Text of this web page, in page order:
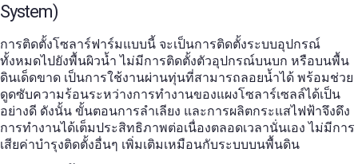
System)
การติดตั้งโซลาร์ฟาร์มแบบนี้ จะเป็นการติดตั้งระบบอุปกรณ์
ทั้งหมดไปยังพื้นผิวน้ำ ไม่มีการติดตั้งตัวอุปกรณ์บนบก หรือบนพื้น
ดินเด็ดขาด เป็นการใช้งานผ่านทุ่นที่สามารถลอยน้ำได้ พร้อมช่วย
ดูดซับความร้อนระหว่างการทำงานของแผงโซลาร์เซลล์ได้เป็น
อย่างดี ดังนั้น ขั้นตอนการลำเลียง และการผลิตกระแสไฟฟ้าจึงดึง
การทำงานได้เต็มประสิทธิภาพต่อเนื่องตลอดเวลานั่นเอง ไม่มีการ
เสียค่าบำรุงติดตั้งอื่นๆ เพิ่มเติมเหมือนกับระบบบนพื้นดิน